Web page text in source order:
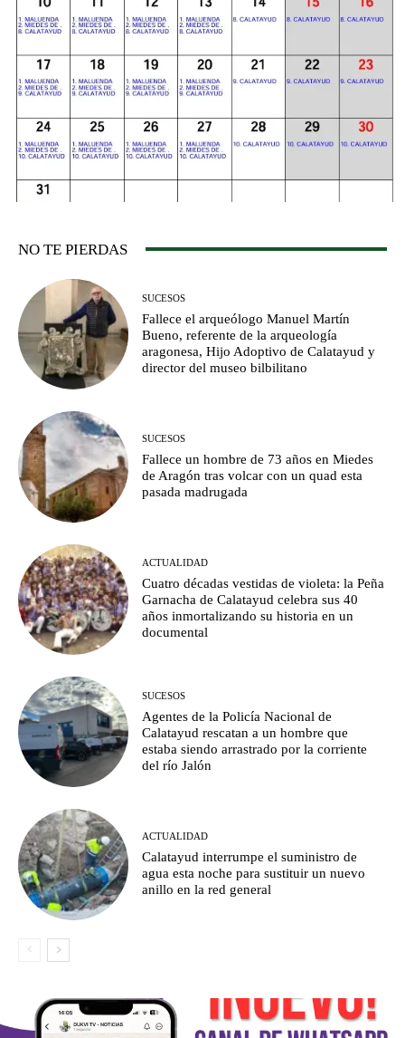
NO TE PIERDAS
SUCESOS
Fallece el arqueólogo Manuel Martín
Bueno, referente de la arqueología
aragonesa, Hijo Adoptivo de Calatayud y
director del museo bilbilitano
SUCESOS
Fallece un hombre de 73 años en Miedes
de Aragón tras volcar con un quad esta
pasada madrugada
ACTUALIDAD
Cuatro décadas vestidas de violeta: la Peña
Garnacha de Calatayud celebra sus 40
años inmortalizando su historia en un
documental
SUCESOS
Agentes de la Policía Nacional de
Calatayud rescatan a un hombre que
estaba siendo arrastrado por la corriente
del río Jalón
ACTUALIDAD
Calatayud interrumpe el suministro de
agua esta noche para sustituir un nuevo
anillo en la red general